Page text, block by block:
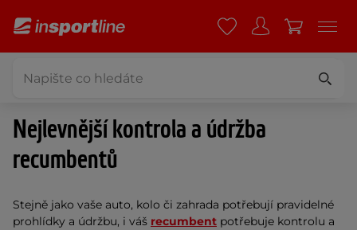
Nejlevnější kontrola a údržba
recumbentů
Stejně jako vaše auto, kolo či zahrada potřebují pravidelné
prohlídky a údržbu, i váš recumbent potřebuje kontrolu a